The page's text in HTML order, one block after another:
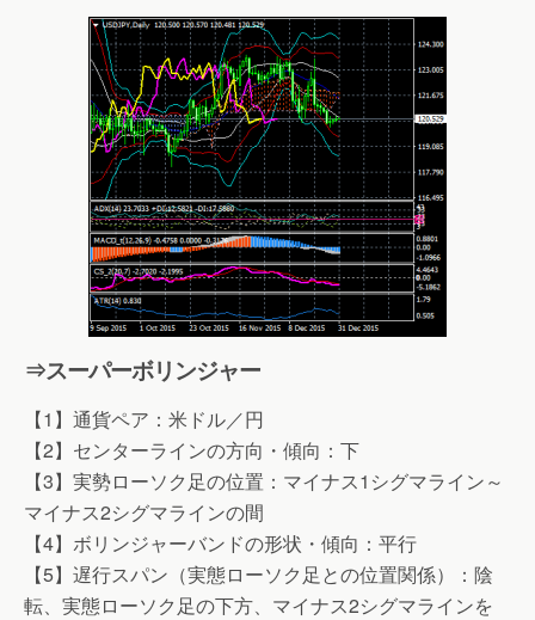
⇒スーパーボリンジャー
【1】通貨ペア：米ドル／円
【2】センターラインの方向・傾向：下
【3】実勢ローソク足の位置：マイナス1シグマライン～
マイナス2シグマラインの間
【4】ボリンジャーバンドの形状・傾向：平行
【5】遅行スパン（実態ローソク足との位置関係）：陰
転、実態ローソク足の下方、マイナス2シグマラインを